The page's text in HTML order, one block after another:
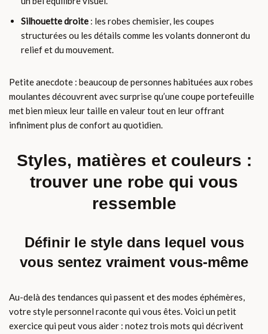
Silhouette droite : les robes chemisier, les coupes
structurées ou les détails comme les volants donneront du
relief et du mouvement.
Petite anecdote : beaucoup de personnes habituées aux robes
moulantes découvrent avec surprise qu’une coupe portefeuille
met bien mieux leur taille en valeur tout en leur offrant
infiniment plus de confort au quotidien.
Styles, matières et couleurs :
trouver une robe qui vous
ressemble
Définir le style dans lequel vous
vous sentez vraiment vous-même
Au-delà des tendances qui passent et des modes éphémères,
votre style personnel raconte qui vous êtes. Voici un petit
exercice qui peut vous aider : notez trois mots qui décrivent